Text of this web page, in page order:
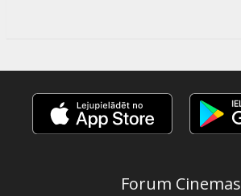
Forum Cinemas